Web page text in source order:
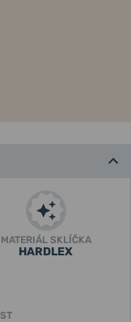
MATERIÁL SKLÍČKA
HARDLEX